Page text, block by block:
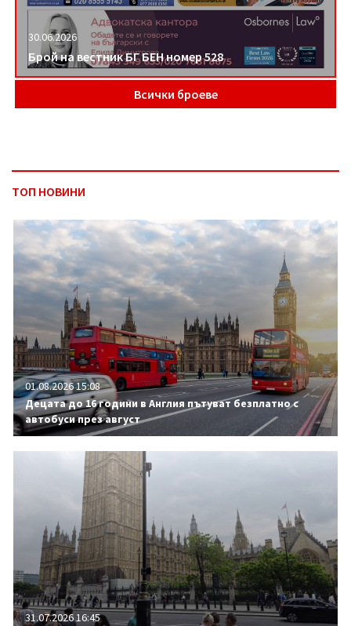
30.06.2026
Брой на вестник БГ БЕН номер 528
Всички броеве
ТОП НОВИНИ
01.08.2026 15:08
Децата до 16 години в Англия пътуват безплатно с
автобуси през август
31.07.2026 16:45